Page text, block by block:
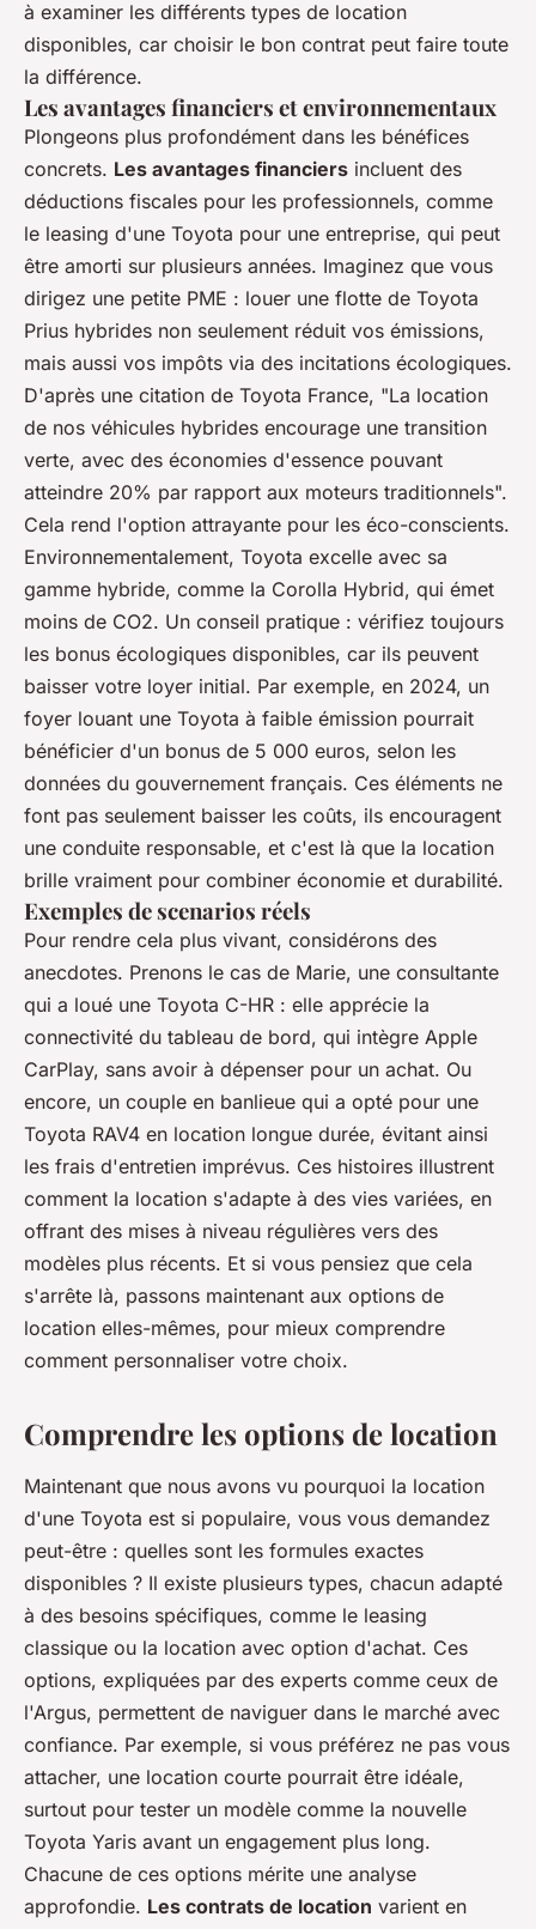
à examiner les différents types de location
disponibles, car choisir le bon contrat peut faire toute
la différence.
Les avantages financiers et environnementaux
Plongeons plus profondément dans les bénéfices
concrets. Les avantages financiers incluent des
déductions fiscales pour les professionnels, comme
le leasing d'une Toyota pour une entreprise, qui peut
être amorti sur plusieurs années. Imaginez que vous
dirigez une petite PME : louer une flotte de Toyota
Prius hybrides non seulement réduit vos émissions,
mais aussi vos impôts via des incitations écologiques.
D'après une citation de Toyota France, "La location
de nos véhicules hybrides encourage une transition
verte, avec des économies d'essence pouvant
atteindre 20% par rapport aux moteurs traditionnels".
Cela rend l'option attrayante pour les éco-conscients.
Environnementalement, Toyota excelle avec sa
gamme hybride, comme la Corolla Hybrid, qui émet
moins de CO2. Un conseil pratique : vérifiez toujours
les bonus écologiques disponibles, car ils peuvent
baisser votre loyer initial. Par exemple, en 2024, un
foyer louant une Toyota à faible émission pourrait
bénéficier d'un bonus de 5 000 euros, selon les
données du gouvernement français. Ces éléments ne
font pas seulement baisser les coûts, ils encouragent
une conduite responsable, et c'est là que la location
brille vraiment pour combiner économie et durabilité.
Exemples de scenarios réels
Pour rendre cela plus vivant, considérons des
anecdotes. Prenons le cas de Marie, une consultante
qui a loué une Toyota C-HR : elle apprécie la
connectivité du tableau de bord, qui intègre Apple
CarPlay, sans avoir à dépenser pour un achat. Ou
encore, un couple en banlieue qui a opté pour une
Toyota RAV4 en location longue durée, évitant ainsi
les frais d'entretien imprévus. Ces histoires illustrent
comment la location s'adapte à des vies variées, en
offrant des mises à niveau régulières vers des
modèles plus récents. Et si vous pensiez que cela
s'arrête là, passons maintenant aux options de
location elles-mêmes, pour mieux comprendre
comment personnaliser votre choix.
Comprendre les options de location
Maintenant que nous avons vu pourquoi la location
d'une Toyota est si populaire, vous vous demandez
peut-être : quelles sont les formules exactes
disponibles ? Il existe plusieurs types, chacun adapté
à des besoins spécifiques, comme le leasing
classique ou la location avec option d'achat. Ces
options, expliquées par des experts comme ceux de
l'Argus, permettent de naviguer dans le marché avec
confiance. Par exemple, si vous préférez ne pas vous
attacher, une location courte pourrait être idéale,
surtout pour tester un modèle comme la nouvelle
Toyota Yaris avant un engagement plus long.
Chacune de ces options mérite une analyse
approfondie. Les contrats de location varient en